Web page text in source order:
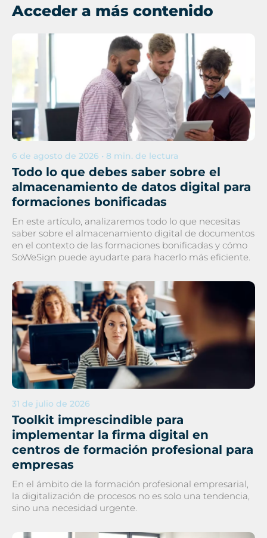
Acceder a más contenido
6 de agosto de 2026 • 8 min. de lectura
Todo lo que debes saber sobre el
almacenamiento de datos digital para
formaciones bonificadas
En este artículo, analizaremos todo lo que necesitas
saber sobre el almacenamiento digital de documentos
en el contexto de las formaciones bonificadas y cómo
SoWeSign puede ayudarte para hacerlo más eficiente.
31 de julio de 2026
Toolkit imprescindible para
implementar la firma digital en
centros de formación profesional para
empresas
En el ámbito de la formación profesional empresarial,
la digitalización de procesos no es solo una tendencia,
sino una necesidad urgente.